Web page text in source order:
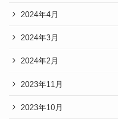
2024年4月
2024年3月
2024年2月
2023年11月
2023年10月